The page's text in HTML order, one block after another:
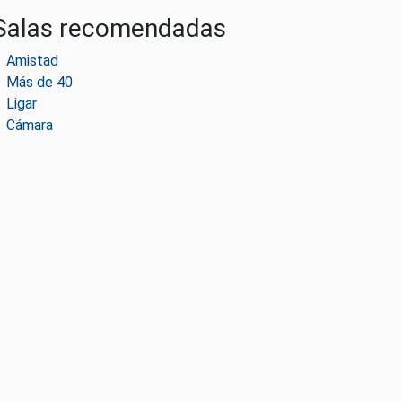
recomendadas
Amistad
Más de 40
Ligar
Cámara